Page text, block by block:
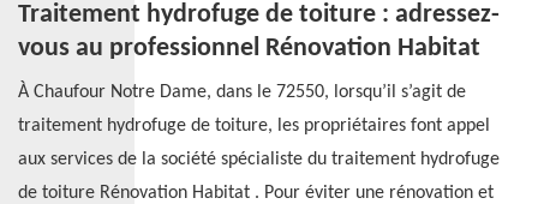
Traitement hydrofuge de toiture : adressez-
vous au professionnel Rénovation Habitat
À Chaufour Notre Dame, dans le 72550, lorsqu’il s’agit de
traitement hydrofuge de toiture, les propriétaires font appel
aux services de la société spécialiste du traitement hydrofuge
de toiture Rénovation Habitat . Pour éviter une rénovation et